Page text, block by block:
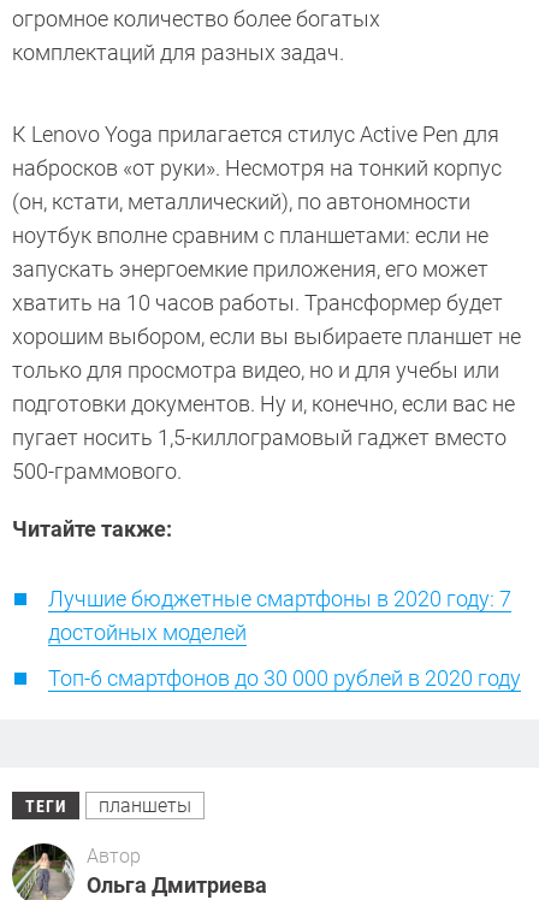
огромное количество более богатых
комплектаций для разных задач.
К Lenovo Yoga прилагается стилус Active Pen для
набросков «от руки». Несмотря на тонкий корпус
(он, кстати, металлический), по автономности
ноутбук вполне сравним с планшетами: если не
запускать энергоемкие приложения, его может
хватить на 10 часов работы. Трансформер будет
хорошим выбором, если вы выбираете планшет не
только для просмотра видео, но и для учебы или
подготовки документов. Ну и, конечно, если вас не
пугает носить 1,5-киллограмовый гаджет вместо
500-граммового.
Читайте также:
Лучшие бюджетные смартфоны в 2020 году: 7
достойных моделей
Топ-6 смартфонов до 30 000 рублей в 2020 году
ТЕГИ планшеты
Автор
Ольга Дмитриева